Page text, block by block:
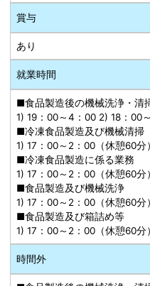
賞与
あり
就業時間
■食品製造後の機械洗浄・清
1) 19：00～4：00 2) 18：00
■冷凍食品製造及び機械清掃
1) 17：00～2：00（休憩60分）
■冷凍食品製造に係る業務
1) 17：00～2：00（休憩60分）
■食品製造及び機械洗浄
1) 17：00～2：00（休憩60分）
■食品製造及び箱詰め等
1) 17：00～2：00（休憩60分）
時間外